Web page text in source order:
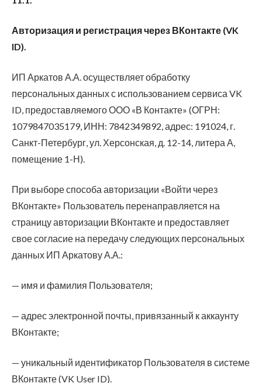
Авторизация и регистрация через ВКонтакте (VK
ID).
ИП Аркатов А.А. осуществляет обработку
персональных данных с использованием сервиса VK
ID, предоставляемого ООО «В Контакте» (ОГРН:
1079847035179, ИНН: 7842349892, адрес: 191024, г.
Санкт-Петербург, ул. Херсонская, д. 12-14, литера А,
помещение 1-Н).
При выборе способа авторизации «Войти через
ВКонтакте» Пользователь перенаправляется на
страницу авторизации ВКонтакте и предоставляет
свое согласие на передачу следующих персональных
данных ИП Аркатову А.А.:
— имя и фамилия Пользователя;
— адрес электронной почты, привязанный к аккаунту
ВКонтакте;
— уникальный идентификатор Пользователя в системе
ВКонтакте (VK User ID).